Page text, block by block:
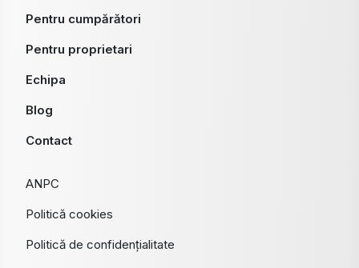
Pentru cumpărători
Pentru proprietari
Echipa
Blog
Contact
ANPC
Politică cookies
Politică de confidențialitate